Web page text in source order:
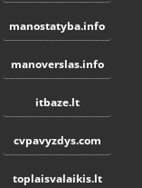
manostatyba.info
manoverslas.info
itbaze.lt
cvpavyzdys.com
toplaisvalaikis.lt